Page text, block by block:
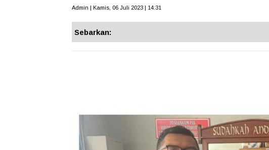
Admin | Kamis, 06 Juli 2023 | 14:31
Sebarkan: